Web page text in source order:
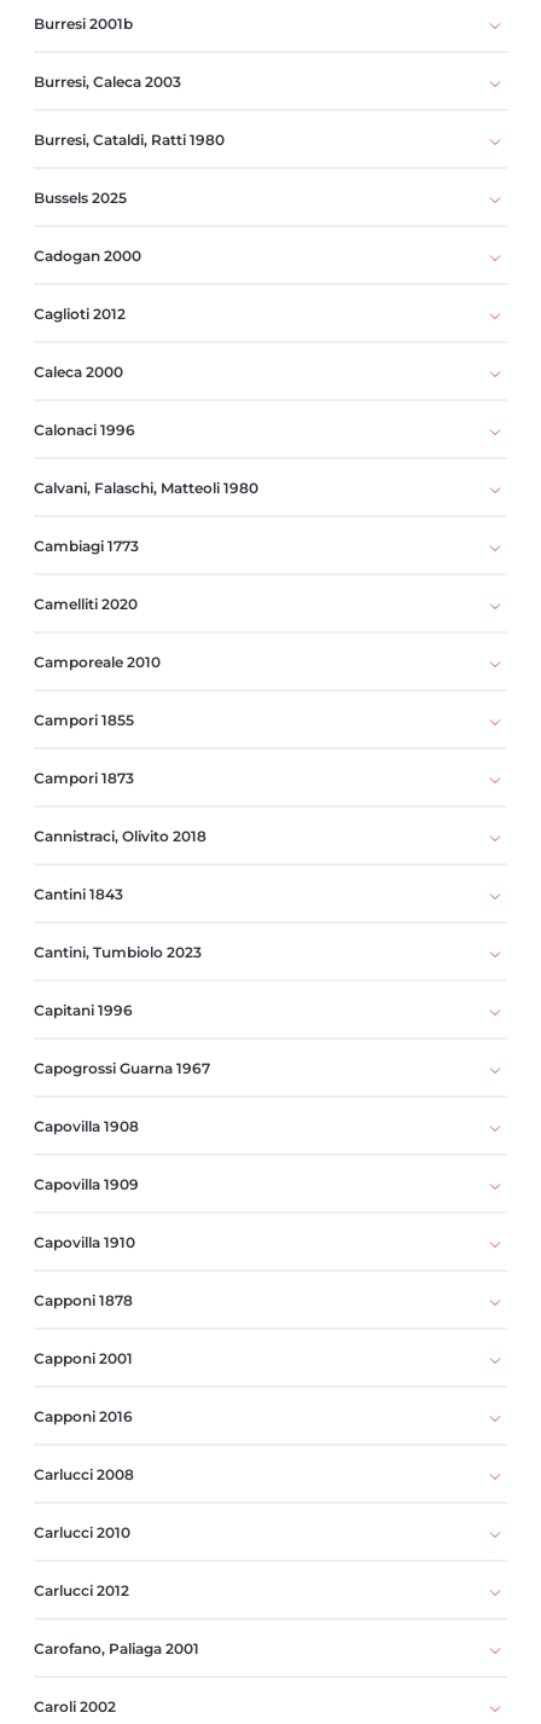
Burresi 2001b
Burresi, Caleca 2003
Burresi, Cataldi, Ratti 1980
Bussels 2025
Cadogan 2000
Caglioti 2012
Caleca 2000
Calonaci 1996
Calvani, Falaschi, Matteoli 1980
Cambiagi 1773
Camelliti 2020
Camporeale 2010
Campori 1855
Campori 1873
Cannistraci, Olivito 2018
Cantini 1843
Cantini, Tumbiolo 2023
Capitani 1996
Capogrossi Guarna 1967
Capovilla 1908
Capovilla 1909
Capovilla 1910
Capponi 1878
Capponi 2001
Capponi 2016
Carlucci 2008
Carlucci 2010
Carlucci 2012
Carofano, Paliaga 2001
Caroli 2002